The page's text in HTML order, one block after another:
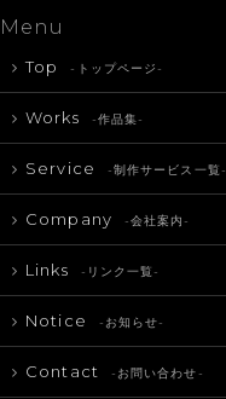
Menu
Top -トップページ-
Works -作品集-
Service -制作サービス一覧-
Company -会社案内-
Links -リンク一覧-
Notice -お知らせ-
Contact -お問い合わせ-